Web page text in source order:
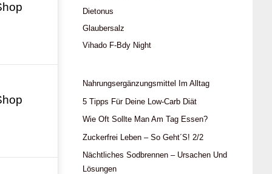
Dietonus
Glaubersalz
Vihado F-Bdy Night
Nahrungsergänzungsmittel Im Alltag
5 Tipps Für Deine Low-Carb Diät
Wie Oft Sollte Man Am Tag Essen?
Zuckerfrei Leben – So Geht´s! 2/2
Nächtliches Sodbrennen – Ursachen Und
Lösungen